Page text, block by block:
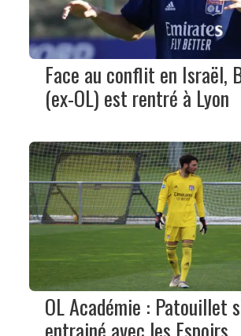
Face au conflit en Israël,
(ex-OL) est rentré à Lyon
OL Académie : Patouillet